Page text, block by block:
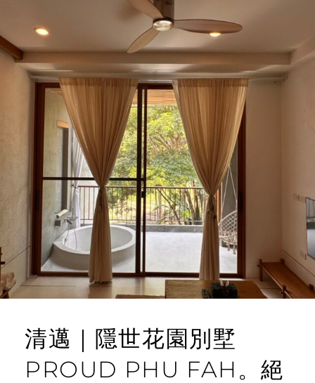
清邁｜隱世花園別墅
PROUD PHU FAH。絕